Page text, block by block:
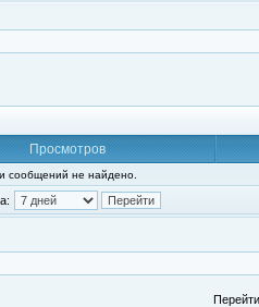
Просмотров
сообщений не найдено.